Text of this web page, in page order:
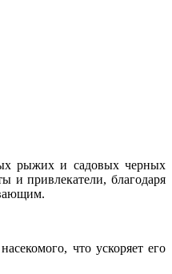
рыжих и садовых черных
и привлекатели, благодаря
что ускоряет его